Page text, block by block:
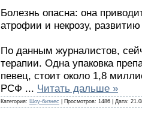
Болезнь опасна: она
атрофии и некрозу,
По данным журналистов,
терапии. Одна упаковка
певец, стоит около 1,8
РСФ ... Читать дальше »
Категория: Шоу-бизнес | Просмотров: 1486 | Дата: